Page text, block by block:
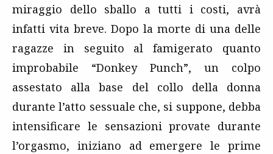
miraggio dello sballo a tutti i costi, avrà
infatti vita breve. Dopo la morte di una delle
ragazze in seguito al famigerato quanto
improbabile “Donkey Punch”, un colpo
assestato alla base del collo della donna
durante l’atto sessuale che, si suppone, debba
intensificare le sensazioni provate durante
l’orgasmo, iniziano ad emergere le prime